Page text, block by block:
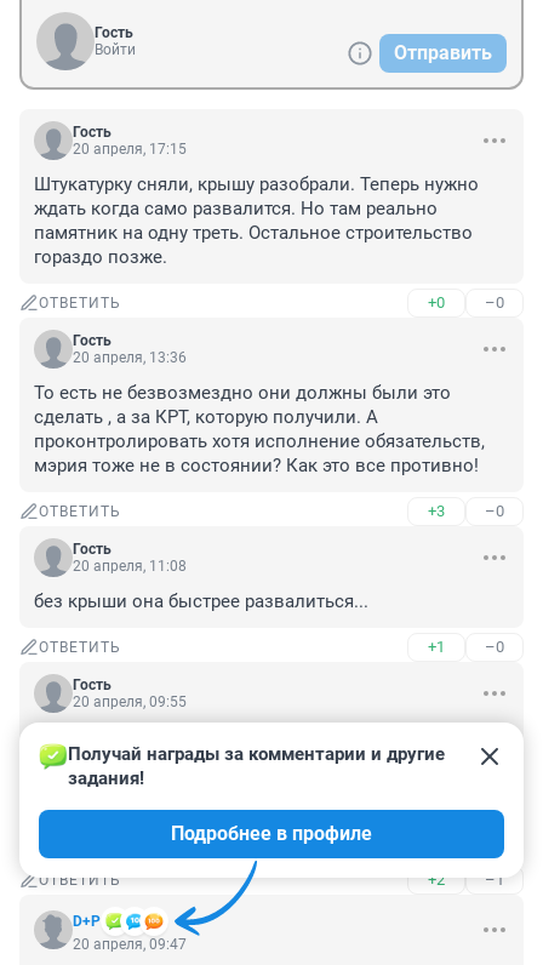
Гость
Войти
Отправить
Гость
20 апреля, 17:15
Штукатурку сняли, крышу разобрали. Теперь нужно
ждать когда само развалится. Но там реально
памятник на одну треть. Остальное строительство
гораздо позже.
ОТВЕТИТЬ +0 –0
Гость
20 апреля, 13:36
То есть не безвозмездно они должны были это
сделать , а за КРТ, которую получили. А
проконтролировать хотя исполнение обязательств,
мэрия тоже не в состоянии? Как это все противно!
ОТВЕТИТЬ +3 –0
Гость
20 апреля, 11:08
без крыши она быстрее развалиться...
ОТВЕТИТЬ +1 –0
Гость
20 апреля, 09:55
пойдут учиться в какую школу ? При
185ым лицеем свои начальные классы есть. У 29ой
есть теперь отдельное здание под начальную школу.
Осталось бы здание как и было под кружки детям.
ОТВЕТИТЬ +2 –1
D+P
Получай награды за комментарии и другие
задания!
Подробнее в профиле
20 апреля, 09:47